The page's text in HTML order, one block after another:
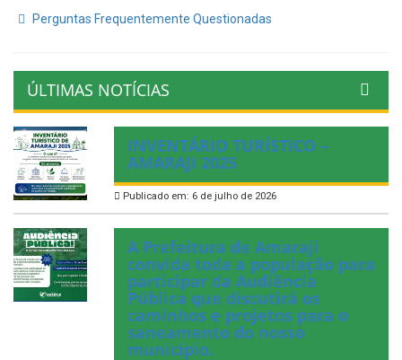
Perguntas Frequentemente Questionadas
ÚLTIMAS NOTÍCIAS
INVENTÁRIO TURÍSTICO –
AMARAJI 2025
Publicado em: 6 de julho de 2026
A Prefeitura de Amaraji
convida toda a população para
participar da Audiência
Pública que discutirá os
caminhos e projetos para o
saneamento do nosso
município.